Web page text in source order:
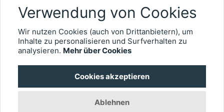
Was ist EYEFOX – Ihre Möglichkeiten
Kontakt
© 2026 EYEFOX UG (haftungsbeschränkt)
Verwendung von Cookies
Wir nutzen Cookies (auch von Drittanbietern), um
Inhalte zu personalisieren und Surfverhalten zu
analysieren. Mehr über Cookies
Cookies akzeptieren
Ablehnen